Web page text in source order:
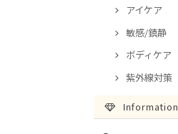
アイケア
敏感/鎮静
ボディケア
紫外線対策
Information